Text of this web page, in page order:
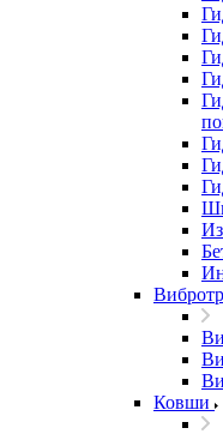
Ковши